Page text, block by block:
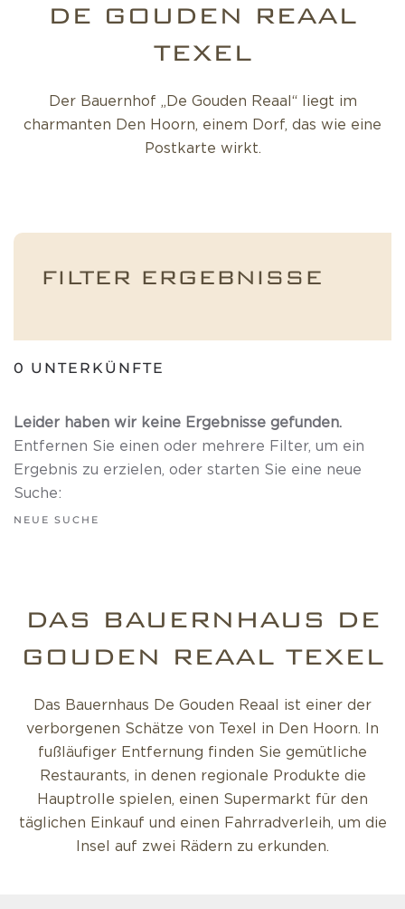
DE GOUDEN REAAL
TEXEL
Der Bauernhof „De Gouden Reaal“ liegt im
charmanten Den Hoorn, einem Dorf, das wie eine
Postkarte wirkt.
FILTER ERGEBNISSE
0 UNTERKÜNFTE
Leider haben wir keine Ergebnisse gefunden.
Entfernen Sie einen oder mehrere Filter, um ein
Ergebnis zu erzielen, oder starten Sie eine neue
Suche:
NEUE SUCHE
DAS BAUERNHAUS DE
GOUDEN REAAL TEXEL
Das Bauernhaus De Gouden Reaal ist einer der
verborgenen Schätze von Texel in Den Hoorn. In
fußläufiger Entfernung finden Sie gemütliche
Restaurants, in denen regionale Produkte die
Hauptrolle spielen, einen Supermarkt für den
täglichen Einkauf und einen Fahrradverleih, um die
Insel auf zwei Rädern zu erkunden.